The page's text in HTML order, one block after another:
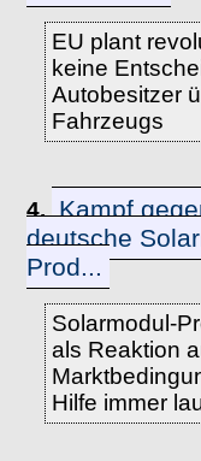
EU plant
keine
Autobesitzer
Fahrzeugs
4. Kampf
deutsche
Prod...
Solarmodul-
als Reaktion
Hilfe immer